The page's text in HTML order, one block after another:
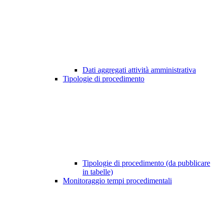
Dati aggregati attività amministrativa
Tipologie di procedimento
Tipologie di procedimento (da pubblicare
in tabelle)
Monitoraggio tempi procedimentali